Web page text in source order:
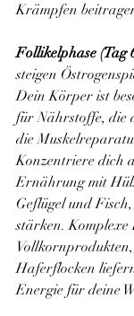
Krämpfen
Follikelphase (Tag
steigen
Dein Körper ist
für Nährstoffe, die
die
Konzentriere dich
Ernährung mit
Geflügel und
stärken.
Haferflocken
Energie für deine